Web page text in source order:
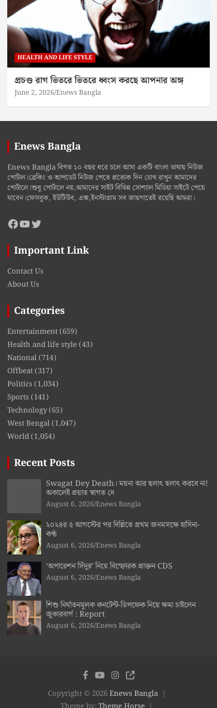
HEALTH AND LIFE STYLE
প্রচণ্ড রাগ ভিতরে ভিতরে ধ্বংস করছে আপনার অঙ্গ
June 2, 2026 Enews Bangla
Enews Bangla
Enews Bangla বিগত ১০ বছর ধরে চলে আসা একটি বাংলা ভাষায় নিউজ
পোর্টাল।ব্রেকিং ও আপডেট নিউজ পেতে প্রত্যেক দিন চোখ রাখুন আমাদের
পোর্টালে।শুধু পোর্টালে নয়,আমাদের সাইট বিভিন্ন সোশ্যাল মিডিয়া সাইটে পেয়ে
যাবেন।ফেসবুক, ইউটিউব, এক্স,ইনস্টাগ্রাম সব জায়গাতেই রয়েছি আমরা।
Facebook
YouTube
Twitter
Important Link
Contact Us
About Us
Categories
Entertainment(659)
Health and life style(43)
National(714)
Offbeat(317)
Politics (1,034)
Sports (141)
Technology(65)
West Bengal(1,047)
World(1,054)
Recent Posts
Swagat Dey Death। ময়না আর ছলাৎ ছলাৎ করবে না!
অকালেই প্রয়াত স্বাগত দে
August 6, 2026 Enews Bangla
২০২৪র ৫ আগস্টের পর দিল্লিতে প্রথম জনমসক্ষে হাসিনা-
কণ্ঠ
August 6, 2026 Enews Bangla
‘অপারেশন সিঁদুর’ নিয়ে বিস্ফোরক প্রাক্তন CDS
August 6, 2026 Enews Bangla
শিশু নির্যাতনমূলক কনটেন্ট-ডিপফেক নিয়ে ক্ষমা চাইলেন
জুকারবার্গ : Report
August 6, 2026 Enews Bangla
Copyright © 2026Enews Bangla